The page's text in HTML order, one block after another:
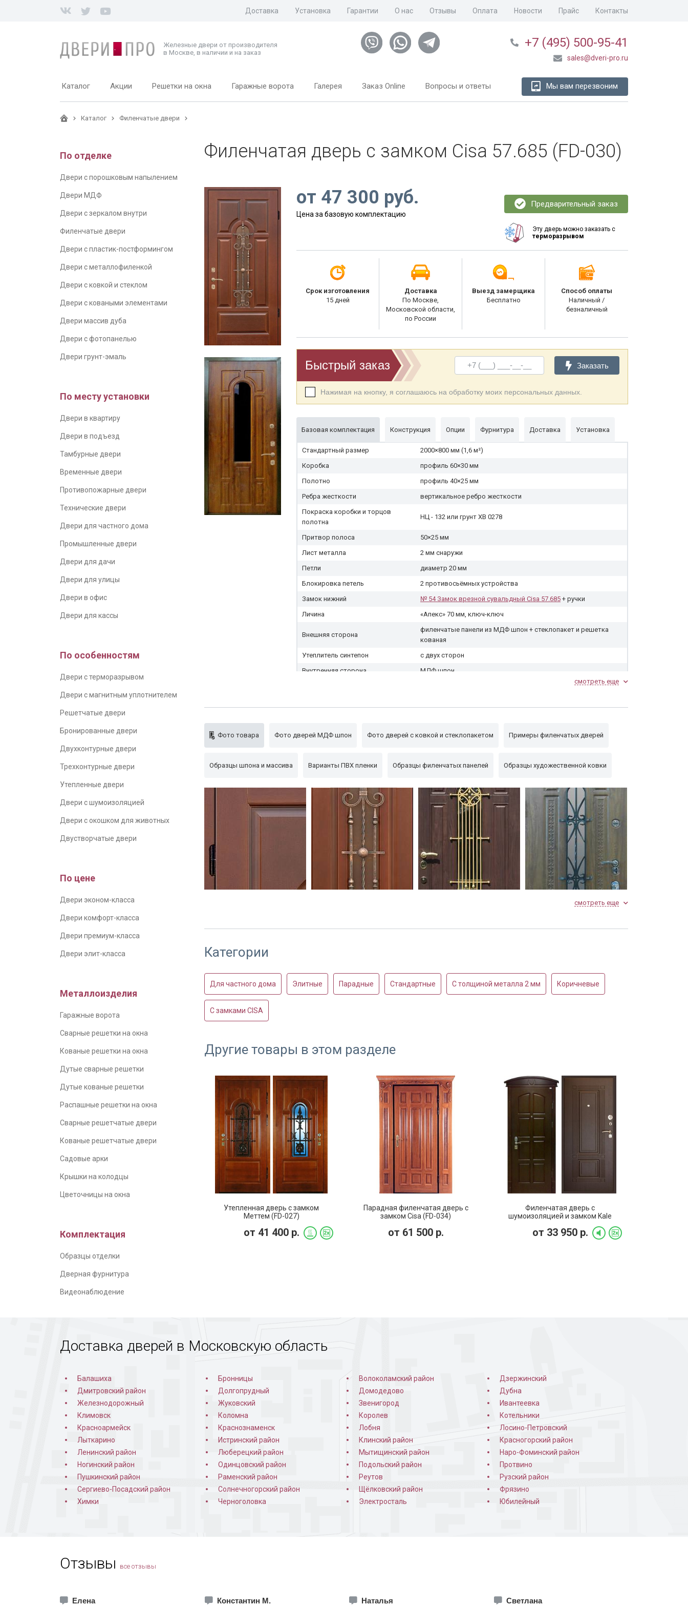
Доставка Установка Гарантии О нас Отзывы Оплата Новости Прайс Контакты
Железные двери от производителя
в Москве, в наличии и на заказ
+7 (495) 500-95-41
sales@dveri-pro.ru
Каталог Акции Решетки на окна Гаражные ворота Галерея Заказ Online Вопросы и ответы Мы вам перезвоним
Каталог Филенчатые двери
По отделке
Двери с порошковым напылением
Двери МДФ
Двери с зеркалом внутри
Филенчатые двери
Двери с пластик-постформингом
Двери с металлофиленкой
Двери с ковкой и стеклом
Двери с коваными элементами
Двери массив дуба
Двери с фотопанелью
Двери грунт-эмаль
По месту установки
Двери в квартиру
Двери в подъезд
Тамбурные двери
Временные двери
Противопожарные двери
Технические двери
Двери для частного дома
Промышленные двери
Двери для дачи
Двери для улицы
Двери в офис
Двери для кассы
По особенностям
Двери с терморазрывом
Двери с магнитным уплотнителем
Решетчатые двери
Бронированные двери
Двухконтурные двери
Трехконтурные двери
Утепленные двери
Двери с шумоизоляцией
Двери с окошком для животных
Двустворчатые двери
По цене
Двери эконом-класса
Двери комфорт-класса
Двери премиум-класса
Двери элит-класса
Металлоизделия
Гаражные ворота
Сварные решетки на окна
Кованые решетки на окна
Дутые сварные решетки
Дутые кованые решетки
Распашные решетки на окна
Сварные решетчатые двери
Кованые решетчатые двери
Садовые арки
Крышки на колодцы
Цветочницы на окна
Комплектация
Образцы отделки
Дверная фурнитура
Видеонаблюдение
Филенчатая дверь с замком Cisa 57.685 (FD-030)
от 47 300 руб.
Цена за базовую комплектацию
Предварительный заказ
Эту дверь можно заказать с
терморазрывом
Срок изготовления
15 дней
Доставка
По Москве,
Московской области,
по России
Выезд замерщика
Бесплатно
Способ оплаты
Наличный /
безналичный
Быстрый заказ
Нажимая на кнопку, я соглашаюсь на обработку моих персональных данных.
Заказать
Базовая комплектация Конструкция Опции Фурнитура Доставка Установка
Стандартный размер
2000×800 мм (1,6 м²)
Коробка
профиль 60×30 мм
Полотно
профиль 40×25 мм
Ребра жесткости
вертикальное ребро жесткости
Покраска коробки и торцов
полотна
НЦ - 132 или грунт ХВ 0278
Притвор полоса
50×25 мм
Лист металла
2 мм снаружи
Петли
диаметр 20 мм
Блокировка петель
2 противосьёмных устройства
Замок нижний
№ 54 Замок врезной сувальдный Cisa 57.685 + ручки
Личина
«Апекс» 70 мм, ключ-ключ
Внешняя сторона
филенчатые панели из МДФ шпон + стеклопакет и решетка
кованая
Утеплитель синтепон
с двух сторон
Внутренняя сторона
МДФ шпон
смотреть еще
Фото товара Фото дверей МДФ шпон Фото дверей с ковкой и стеклопакетом Примеры филенчатых дверей
Образцы шпона и массива Варианты ПВХ пленки Образцы филенчатых панелей Образцы художественной ковки
смотреть еще
Категории
Для частного дома Элитные Парадные Стандартные С толщиной металла 2 мм Коричневые
С замками CISA
Другие товары в этом разделе
Утепленная дверь с замком
Меттем (FD-027)
от 41 400р.
Парадная филенчатая дверь с
замком Cisa (FD-034)
от 61 500р.
Филенчатая дверь с
шумоизоляцией и замком Kale
от 33 950р.
Доставка дверей в Московскую область
Балашиха Бронницы Волоколамский район
Дзержинский
Дмитровский район
Долгопрудный Домодедово
Дубна
Железнодорожный
Жуковский Звенигород
Ивантеевка
Климовск
Коломна Королев
Котельники
Красноармейск
Краснознаменск Лобня
Лосино-Петровский
Лыткарино
Истринский район Клинский район
Красногорский район
Ленинский район
Люберецкий район Мытищинский район
Наро-Фоминский район
Ногинский район
Одинцовский район Подольский район
Протвино
Пушкинский район
Раменский район Реутов
Рузский район
Сергиево-Посадский район
Солнечногорский район Щёлковский район
Фрязино
Химки
Черноголовка Электросталь Юбилейный
Отзывы все отзывы
Елена Константин М. Наталья Светлана